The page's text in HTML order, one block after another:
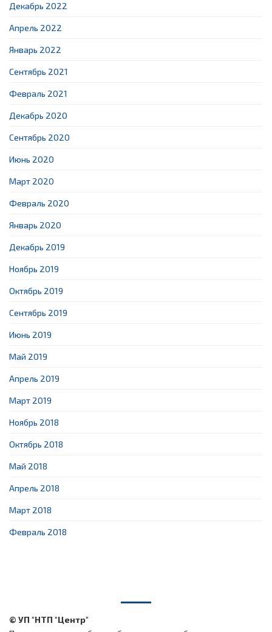
Декабрь 2022
Апрель 2022
Январь 2022
Сентябрь 2021
Февраль 2021
Декабрь 2020
Сентябрь 2020
Июнь 2020
Март 2020
Февраль 2020
Январь 2020
Декабрь 2019
Ноябрь 2019
Октябрь 2019
Сентябрь 2019
Июнь 2019
Май 2019
Апрель 2019
Март 2019
Ноябрь 2018
Октябрь 2018
Май 2018
Апрель 2018
Март 2018
Февраль 2018
© УП "НТП "Центр"